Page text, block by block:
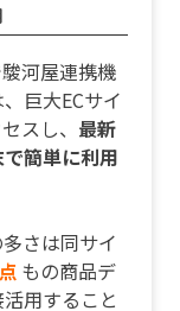
河屋連携機
巨大ECサイ
スし、 最新
簡単に利用
さは同サイ
もの商品デ
用すること